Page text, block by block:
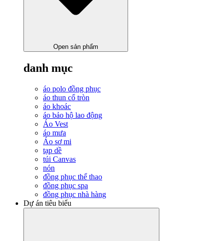
Open sản phẩm
danh mục
áo polo đồng phục
áo thun cổ tròn
áo khoác
áo bảo hộ lao động
Áo Vest
áo mưa
Áo sơ mi
tạp dề
túi Canvas
nón
đồng phục thể thao
đồng phục spa
đồng phục nhà hàng
Dự án tiêu biểu